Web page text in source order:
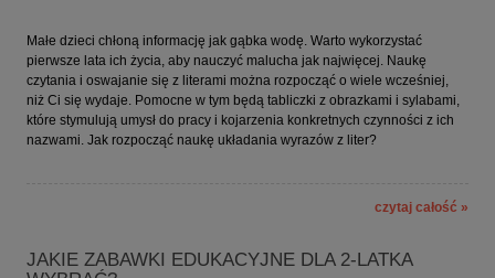
Małe dzieci chłoną informację jak gąbka wodę. Warto wykorzystać
pierwsze lata ich życia, aby nauczyć malucha jak najwięcej. Naukę
czytania i oswajanie się z literami można rozpocząć o wiele wcześniej,
niż Ci się wydaje. Pomocne w tym będą tabliczki z obrazkami i sylabami,
które stymulują umysł do pracy i kojarzenia konkretnych czynności z ich
nazwami. Jak rozpocząć naukę układania wyrazów z liter?
czytaj całość »
JAKIE ZABAWKI EDUKACYJNE DLA 2-LATKA